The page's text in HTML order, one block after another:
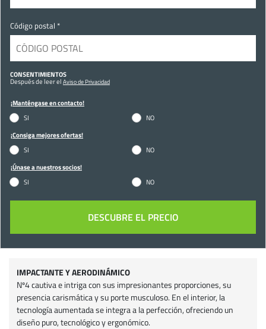
Código postal *
CONSENTIMIENTOS
Después de leer el Aviso de Privacidad
¡Manténgase en contacto!
SI NO
¡Consiga mejores ofertas!
SI NO
¡Únase a nuestros socios!
SI NO
IMPACTANTE Y AERODINÁMICO
Nº4 cautiva e intriga con sus impresionantes proporciones, su
presencia carismática y su porte musculoso. En el interior, la
tecnología aumentada se integra a la perfección, ofreciendo un
diseño puro, tecnológico y ergonómico.